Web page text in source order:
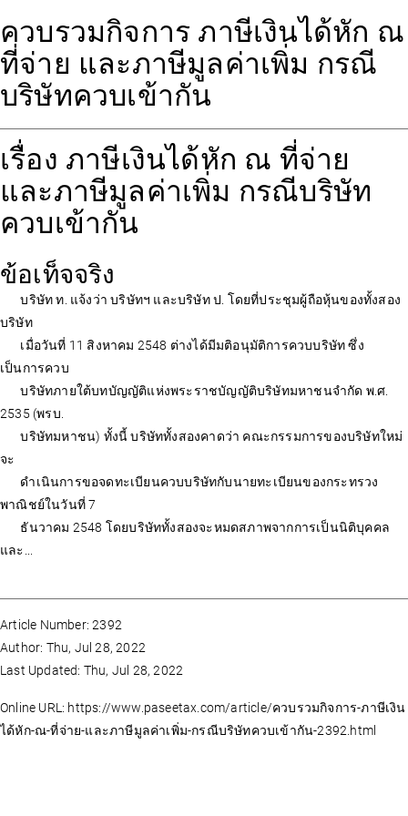
ควบรวมกิจการ ภาษีเงินได้หัก ณ
ที่จ่าย และภาษีมูลค่าเพิ่ม กรณี
บริษัทควบเข้ากัน
เรื่อง ภาษีเงินได้หัก ณ ที่จ่าย
และภาษีมูลค่าเพิ่ม กรณีบริษัท
ควบเข้ากัน
ข้อเท็จจริง
บริษัท ท. แจ้งว่า บริษัทฯ และบริษัท ป. โดยที่ประชุมผู้ถือหุ้นของทั้งสอง
บริษัท
เมื่อวันที่ 11 สิงหาคม 2548 ต่างได้มีมติอนุมัติการควบบริษัท ซึ่ง
เป็นการควบ
บริษัทภายใต้บทบัญญัติแห่งพระราชบัญญัติบริษัทมหาชนจำกัด พ.ศ.
2535 (พรบ.
บริษัทมหาชน) ทั้งนี้ บริษัททั้งสองคาดว่า คณะกรรมการของบริษัทใหม่
จะ
ดำเนินการขอจดทะเบียนควบบริษัทกับนายทะเบียนของกระทรวง
พาณิชย์ในวันที่ 7
ธันวาคม 2548 โดยบริษัททั้งสองจะหมดสภาพจากการเป็นนิติบุคคล
และ...
Article Number: 2392
Author: Thu, Jul 28, 2022
Last Updated: Thu, Jul 28, 2022
Online URL: https://www.paseetax.com/article/ควบรวมกิจการ-ภาษีเงิน
ได้หัก-ณ-ที่จ่าย-และภาษีมูลค่าเพิ่ม-กรณีบริษัทควบเข้ากัน-2392.html